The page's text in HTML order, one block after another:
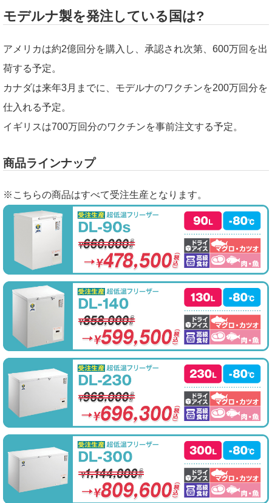
モデルナ製を発注している国は?
アメリカは約2億回分を購入し、承認され次第、600万回を出
荷する予定。
カナダは来年3月までに、モデルナのワクチンを200万回分を
仕入れる予定。
イギリスは700万回分のワクチンを事前注文する予定。
商品ラインナップ
※こちらの商品はすべて受注生産となります。